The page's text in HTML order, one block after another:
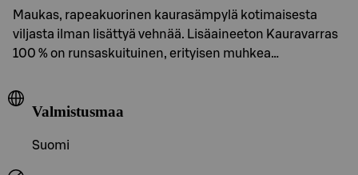
Maukas, rapeakuorinen kaurasämpylä kotimaisesta
viljasta ilman lisättyä vehnää. Lisäaineeton Kauravarras
100 % on runsaskuituinen, erityisen muhkea…
Valmistusmaa
Suomi